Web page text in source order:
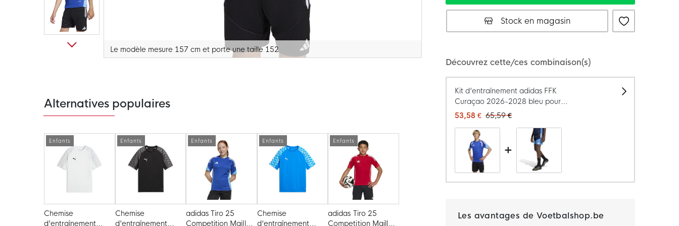
Le modèle mesure 157 cm et porte une taille 152
Galerie
d’images
Stock en magasin
Découvrez cette/ces combinaison(s)
Kit d'entraînement adidas FFK
Curaçao 2026-2028 bleu pour
enfants
53,58 € 65,59 €
+
Les avantages de Voetbalshop.be
Alternatives populaires
Enfants
Chemise
d'entraînement
Enfants
Chemise
d'entraînement
Enfants
adidas Tiro 25
Competition Maillot
Enfants
Chemise
d'entraînement
Enfants
adidas Tiro 25
Competition Maillot